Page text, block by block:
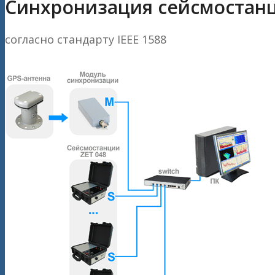
Синхронизация
согласно стандарту IEEE 1588